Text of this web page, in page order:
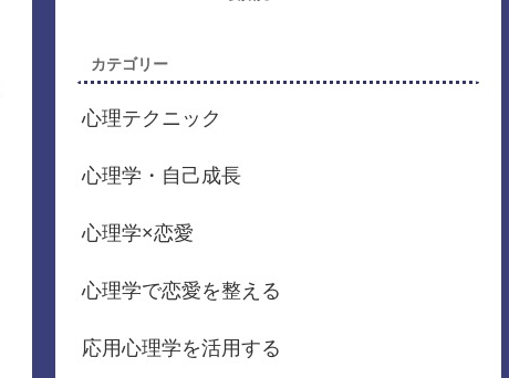
カテゴリー
心理テクニック
心理学・自己成長
心理学×恋愛
心理学で恋愛を整える
応用心理学を活用する